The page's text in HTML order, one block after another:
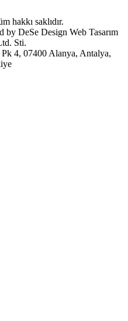
hakkı saklıdır.
DeSe Design Web Tasarım
Sti.
Pk 4, 07400 Alanya, Antalya,